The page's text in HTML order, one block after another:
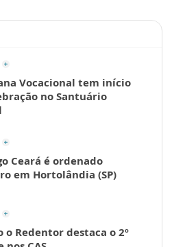
Vocacional tem início
no Santuário
Ceará é ordenado
em Hortolândia (SP)
o Redentor destaca o 2º